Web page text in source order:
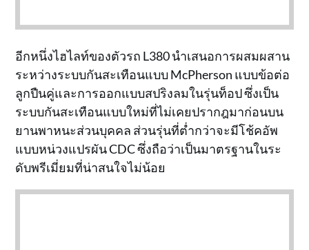
อีกหนึ่งไฮไลท์ของตัวรถ L380 นำเสนอการผสมผสาน
ระหว่างระบบกันสะเทือนแบบ McPherson แบบข้อต่อ
ลูกปืนคู่และการออกแบบสปริงลมในรุ่นท็อป ซึ่งเป็น
ระบบกันสะเทือนแบบใหม่ที่ไม่เคยปรากฎมาก่อนบน
ยานพาหนะส่วนบุคคล ส่วนรุ่นที่ต่ำกว่าจะมีโช้คอัพ
แบบหน่วงแปรผัน CDC ซึ่งถือว่าเป็นมาตรฐานในระ
ดับพรีเมี่ยมที่น่าสนใจไม่น้อย